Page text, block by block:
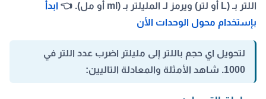
اللتر بـ (L أو لتر) ويرمز لـ المليلتر بـ (ml أو مل). 👈
ابدأ
بإستخدام محول الوحدات الأن
لتحويل اي حجم باللتر إلى مليلتر اضرب عدد اللتر في
1000. شاهد الأمثلة والمعادلة التاليين: